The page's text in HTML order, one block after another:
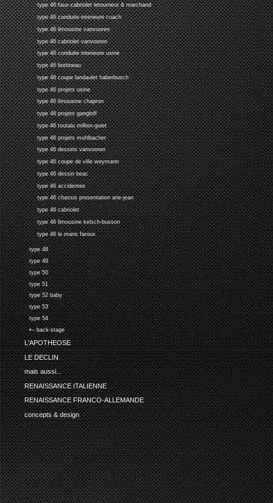
type 46 faux-cabriolet letourneur & marchand
type 46 conduite interieure coach
type 46 limousine vanvooren
type 46 cabriolet vanvooren
type 46 conduite interieure usine
type 46 bottineau
type 46 coupe landaulet haberbusch
type 46 projets usine
type 46 limousine chapron
type 46 projets gangloff
type 46 toutalu million-guiet
type 46 projets muhlbacher
type 46 dessins vanvooren
type 46 coupe de ville weymann
type 46 dessin beac
type 46 accidentee
type 46 chassis presentation arie-jean
type 46 cabriolet
type 46 limousine kelsch-busson
type 46 le mans faroux
type 48
type 49
type 50
type 51
type 52 baby
type 53
type 54
•-- back-stage
L'APOTHEOSE
LE DECLIN
mais aussi...
RENAISSANCE ITALIENNE
RENAISSANCE FRANCO-ALLEMANDE
concepts & design